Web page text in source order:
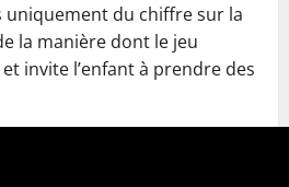
uniquement du chiffre sur la
la manière dont le jeu
invite l’enfant à prendre des